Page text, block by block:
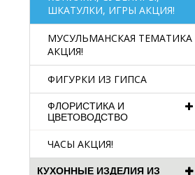
ШКАТУЛКИ, ИГРЫ АКЦИЯ!
МУСУЛЬМАНСКАЯ ТЕМАТИКА
АКЦИЯ!
ФИГУРКИ ИЗ ГИПСА
ФЛОРИСТИКА И
ЦВЕТОВОДСТВО
ЧАСЫ АКЦИЯ!
КУХОННЫЕ ИЗДЕЛИЯ ИЗ